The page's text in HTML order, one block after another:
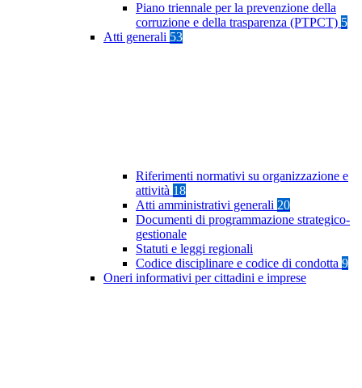
Piano triennale per la prevenzione della
corruzione e della trasparenza (PTPCT) 5
Atti generali 53
Riferimenti normativi su organizzazione e
attività 18
Atti amministrativi generali 20
Documenti di programmazione strategico-
gestionale
Statuti e leggi regionali
Codice disciplinare e codice di condotta 9
Oneri informativi per cittadini e imprese